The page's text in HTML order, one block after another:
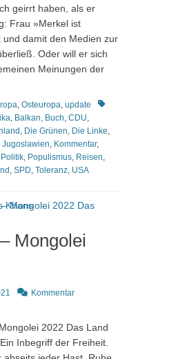
geirrt haben, als er
Frau »Merkel ist
und damit den Medien zur
Oder will er sich
Meinungen der
, Osteuropa, update
Schlagworte
, Balkan, Buch, CDU,
, Die Grünen, Die Linke,
Jugoslawien, Kommentar,
Politik, Populismus, Reisen,
, SPD, Toleranz, USA
Mongolei
Kommentar
2022 Das Land
Inbegriff der Freiheit.